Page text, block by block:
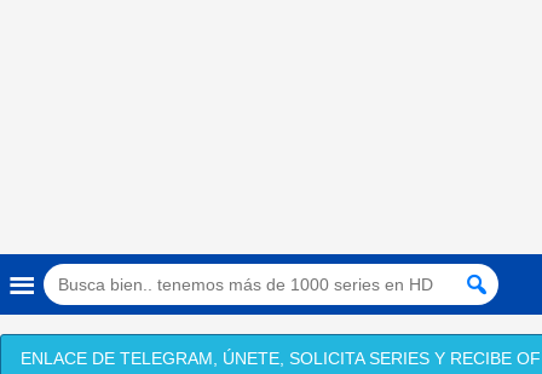
ENLACE DE TELEGRAM, ÚNETE, SOLICITA SERIES Y RECIBE